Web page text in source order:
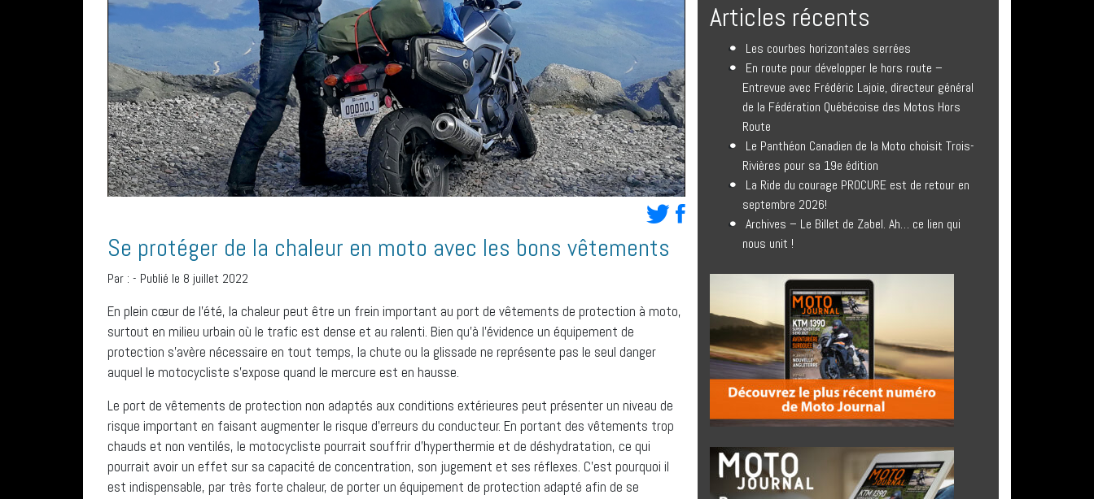
Se protéger de la chaleur en moto avec les bons vêtements
Par : - Publié le 8 juillet 2022
En plein cœur de l’été, la chaleur peut être un frein important au port de vêtements de protection à moto,
surtout en milieu urbain où le trafic est dense et au ralenti. Bien qu’à l’évidence un équipement de
protection s’avère nécessaire en tout temps, la chute ou la glissade ne représente pas le seul danger
auquel le motocycliste s’expose quand le mercure est en hausse.
Le port de vêtements de protection non adaptés aux conditions extérieures peut présenter un niveau de
risque important en faisant augmenter le risque d’erreurs du conducteur. En portant des vêtements trop
chauds et non ventilés, le motocycliste pourrait souffrir d’hyperthermie et de déshydratation, ce qui
pourrait avoir un effet sur sa capacité de concentration, son jugement et ses réflexes. C’est pourquoi il
est indispensable, par très forte chaleur, de porter un équipement de protection adapté afin de se
Articles récents
Les courbes horizontales serrées
En route pour développer le hors route –
Entrevue avec Frédéric Lajoie, directeur général
de la Fédération Québécoise des Motos Hors
Route
Le Panthéon Canadien de la Moto choisit Trois-
Rivières pour sa 19e édition
La Ride du courage PROCURE est de retour en
septembre 2026!
Archives – Le Billet de Zabel. Ah… ce lien qui
nous unit !